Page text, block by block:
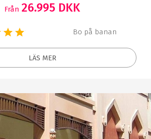
Från 26.995 DKK
Bo på banan
LÄS MER